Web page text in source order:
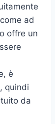
ad
offre un
è
quindi
da